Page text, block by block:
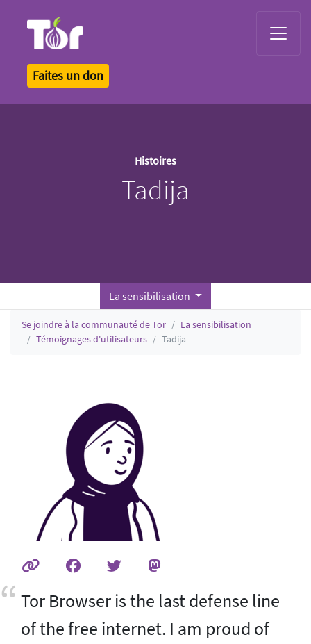
Faites un don
Histoires
Tadija
La sensibilisation
Se joindre à la communauté de Tor
La sensibilisation
Témoignages d'utilisateurs
Tadija
Tor Browser is the last defense line
of the free internet. I am proud of